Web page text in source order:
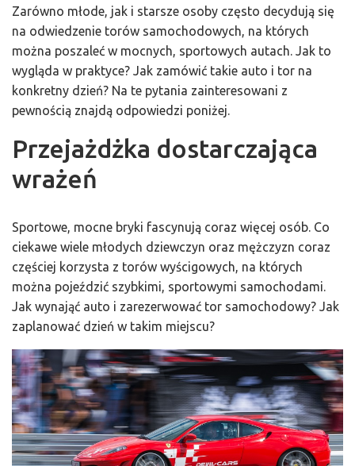
Zarówno młode, jak i starsze osoby często decydują się
na odwiedzenie torów samochodowych, na których
można poszaleć w mocnych, sportowych autach. Jak to
wygląda w praktyce? Jak zamówić takie auto i tor na
konkretny dzień? Na te pytania zainteresowani z
pewnością znajdą odpowiedzi poniżej.
Przejażdżka dostarczająca
wrażeń
Sportowe, mocne bryki fascynują coraz więcej osób. Co
ciekawe wiele młodych dziewczyn oraz mężczyzn coraz
częściej korzysta z torów wyścigowych, na których
można pojeździć szybkimi, sportowymi samochodami.
Jak wynająć auto i zarezerwować tor samochodowy? Jak
zaplanować dzień w takim miejscu?